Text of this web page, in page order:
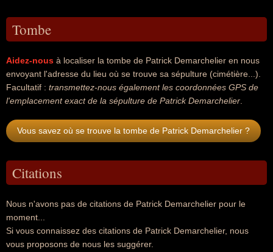
Tombe
Aidez-nous à localiser la tombe de Patrick Demarchelier en nous
envoyant l'adresse du lieu où se trouve sa sépulture (cimétière...).
Facultatif : transmettez-nous également les coordonnées GPS de
l'emplacement exact de la sépulture de Patrick Demarchelier
Vous savez où se trouve la tombe de Patrick Demarchelier ?
Citations
Nous n'avons pas de citations de Patrick Demarchelier pour le
moment...
Si vous connaissez des citations de Patrick Demarchelier, nous
vous proposons de nous les suggérer.